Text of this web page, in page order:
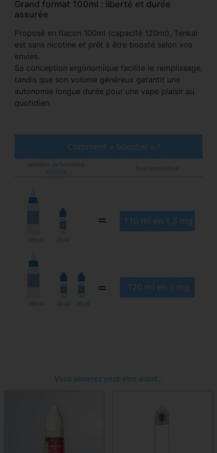
Grand format 100ml : liberté et durée
assurée
Proposé en flacon 100ml (capacité 120ml), Tenkai
est sans nicotine et prêt à être boosté selon vos
envies.
Sa conception ergonomique facilite le remplissage,
tandis que son volume généreux garantit une
autonomie longue durée pour une vape plaisir au
quotidien.
Vous aimerez peut-être aussi…